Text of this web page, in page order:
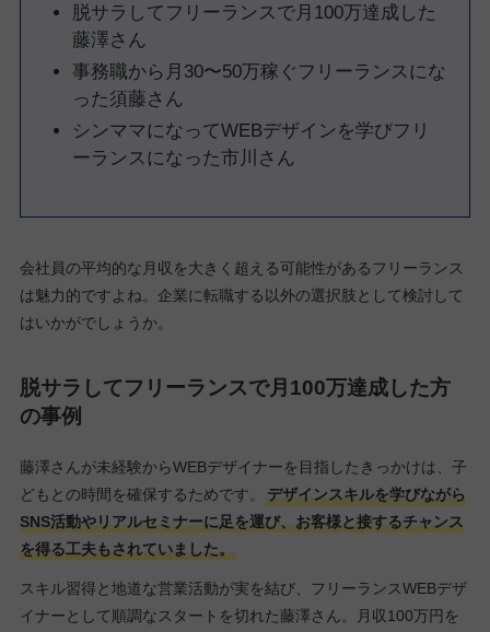
脱サラしてフリーランスで月100万達成した
藤澤さん
事務職から月30〜50万稼ぐフリーランスにな
った須藤さん
シンママになってWEBデザインを学びフリ
ーランスになった市川さん
会社員の平均的な月収を大きく超える可能性があるフリーランス
は魅力的ですよね。企業に転職する以外の選択肢として検討して
はいかがでしょうか。
脱サラしてフリーランスで月100万達成した方
の事例
藤澤さんが未経験からWEBデザイナーを目指したきっかけは、子
どもとの時間を確保するためです。
デザインスキルを学びながら
SNS活動やリアルセミナーに足を運び、お客様と接するチャンス
を得る工夫もされていました。
スキル習得と地道な営業活動が実を結び、フリーランスWEBデザ
イナーとして順調なスタートを切れた藤澤さん。月収100万円を